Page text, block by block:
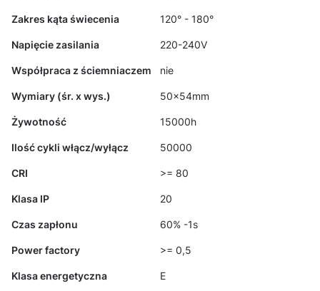
Zakres kąta świecenia 120° - 180°
Napięcie zasilania 220-240V
Współpraca z ściemniaczem nie
Wymiary (śr. x wys.) 50x54mm
Żywotność 15000h
Ilość cykli włącz/wyłącz 50000
CRI >= 80
Klasa IP 20
Czas zapłonu 60% -1s
Power factory >= 0,5
Klasa energetyczna E